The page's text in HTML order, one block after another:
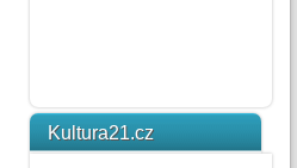
Kultura21.cz